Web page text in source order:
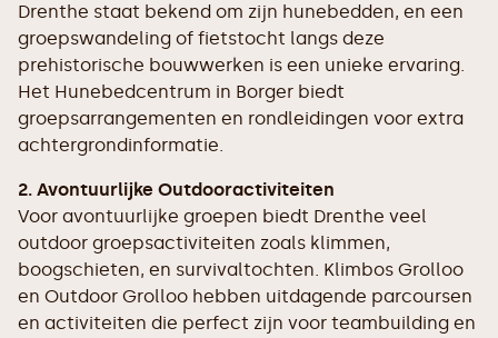
Drenthe staat bekend om zijn hunebedden, en een
groepswandeling of fietstocht langs deze
prehistorische bouwwerken is een unieke ervaring.
Het Hunebedcentrum in Borger biedt
groepsarrangementen en rondleidingen voor extra
achtergrondinformatie.
2. Avontuurlijke Outdooractiviteiten
Voor avontuurlijke groepen biedt Drenthe veel
outdoor groepsactiviteiten zoals klimmen,
boogschieten, en survivaltochten. Klimbos Grolloo
en Outdoor Grolloo hebben uitdagende parcoursen
en activiteiten die perfect zijn voor teambuilding en